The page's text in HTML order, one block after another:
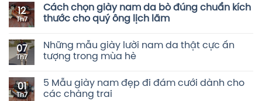
12
Th7
Cách chọn giày nam da bò đúng chuẩn kích
thước cho quý ông lịch lãm
07
Th7
Những mẫu giày lười nam da thật cực ấn
tượng trong mùa hè
01
Th7
5 Mẫu giày nam đẹp đi đám cưới dành cho
các chàng trai